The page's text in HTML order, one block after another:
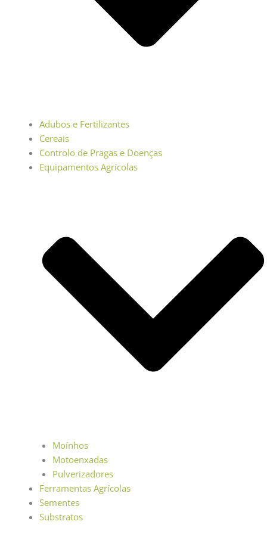
Adubos e Fertilizantes
Cereais
Controlo de Pragas e Doenças
Equipamentos Agrícolas
Moínhos
Motoenxadas
Pulverizadores
Ferramentas Agrícolas
Sementes
Substratos